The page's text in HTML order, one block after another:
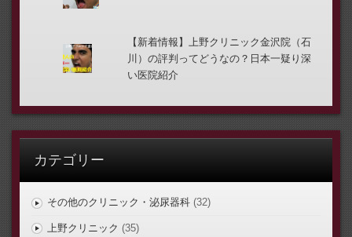
【新着情報】上野クリニック金沢院（石
川）の評判ってどうなの？日本一疑り深
い医院紹介
カテゴリー
その他のクリニック・泌尿器科(32)
上野クリニック (35)